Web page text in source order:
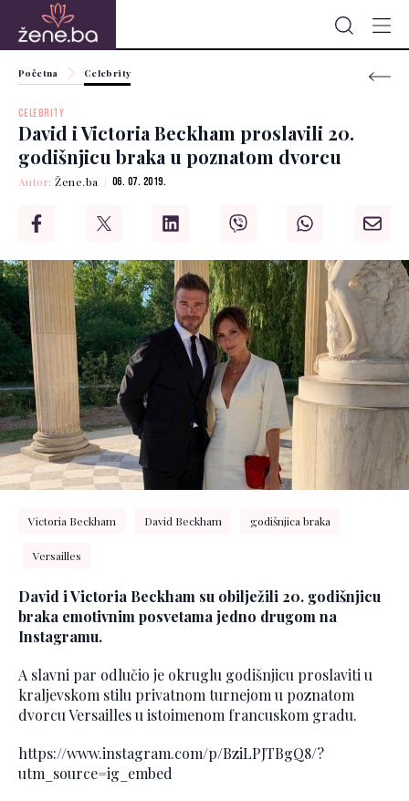
Početna Celebrity
CELEBRITY
David i Victoria Beckham proslavili 20.
godišnjicu braka u poznatom dvorcu
Autor:Žene.ba 06. 07. 2019.
Victoria Beckham David Beckham godišnjica braka
Versailles
David i Victoria Beckham su obilježili 20. godišnjicu
braka emotivnim posvetama jedno drugom na
Instagramu.
A slavni par odlučio je okruglu godišnjicu proslaviti u
kraljevskom stilu privatnom turnejom u poznatom
dvorcu Versailles u istoimenom francuskom gradu.
https://www.instagram.com/p/BziLPJTBgQ8/?
utm_source=ig_embed